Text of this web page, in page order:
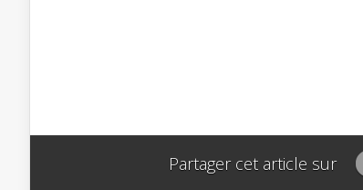
Partager cet article sur